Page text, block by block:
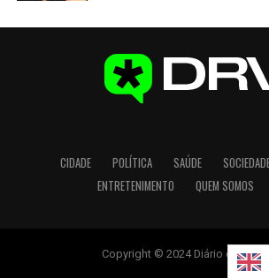
CIDADE POLÍTICA SAÚDE
ENTRETENIMENTO
QUEM SOMOS
Copyright © 2024 Diário de Rio